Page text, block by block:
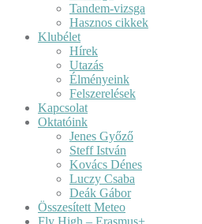
Tandem-vizsga
Hasznos cikkek
Klubélet
Hírek
Utazás
Élményeink
Felszerelések
Kapcsolat
Oktatóink
Jenes Győző
Steff István
Kovács Dénes
Luczy Csaba
Deák Gábor
Összesített Meteo
Fly High – Erasmus+